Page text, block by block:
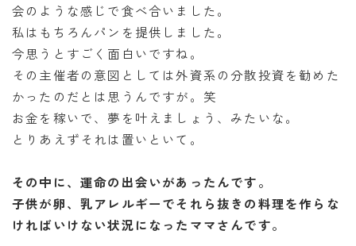
会のような感じで食べ合いました。
私はもちろんパンを提供しました。
今思うとすごく面白いですね。
その主催者の意図としては外資系の分散投資を勧めた
かったのだとは思うんですが。笑
お金を稼いで、夢を叶えましょう、みたいな。
とりあえずそれは置いといて。
その中に、運命の出会いがあったんです。
子供が卵、乳アレルギーでそれら抜きの料理を作らな
ければいけない状況になったママさんです。